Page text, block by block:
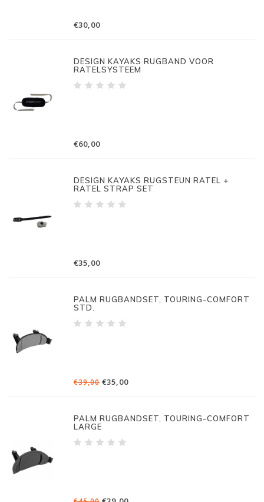
€30,00
DESIGN KAYAKS RUGBAND VOOR
RATELSYSTEEM
€60,00
DESIGN KAYAKS RUGSTEUN RATEL +
RATEL STRAP SET
€35,00
PALM RUGBANDSET, TOURING-COMFORT
STD.
€39,00 €35,00
PALM RUGBANDSET, TOURING-COMFORT
LARGE